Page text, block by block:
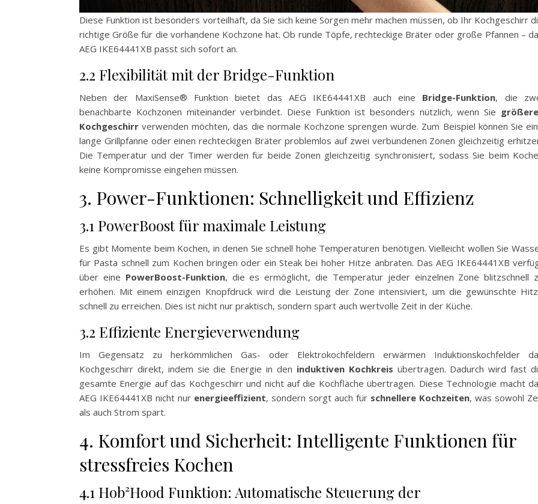
Diese Funktion ist besonders vorteilhaft, da Sie sich keine Sorgen mehr machen müssen, ob Ihr Kochgeschirr
richtige Größe für die vorhandene Kochzone hat. Ob runde Töpfe, rechteckige Bräter oder große Pfannen –
AEG IKE64441XB passt sich sofort an.
2.2 Flexibilität mit der Bridge-Funktion
Neben der MaxiSense® Funktion bietet das AEG IKE64441XB auch eine Bridge-Funktion, die
benachbarte Kochzonen miteinander verbindet. Diese Funktion ist besonders nützlich, wenn Sie
Kochgeschirr verwenden möchten, das die normale Kochzone sprengen würde. Zum Beispiel können Sie
lange Grillpfanne oder einen rechteckigen Bräter problemlos auf zwei verbundenen Zonen gleichzeitig
Die Temperatur und der Timer werden für beide Zonen gleichzeitig synchronisiert, sodass Sie beim
keine Kompromisse eingehen müssen.
3. Power-Funktionen: Schnelligkeit und Effizienz
3.1 PowerBoost für maximale Leistung
Es gibt Momente beim Kochen, in denen Sie schnell hohe Temperaturen benötigen. Vielleicht wollen Sie
für Pasta schnell zum Kochen bringen oder ein Steak bei hoher Hitze anbraten. Das AEG IKE64441XB
über eine PowerBoost-Funktion, die es ermöglicht, die Temperatur jeder einzelnen Zone blitzschnell
erhöhen. Mit einem einzigen Knopfdruck wird die Leistung der Zone intensiviert, um die gewünschte
schnell zu erreichen. Dies ist nicht nur praktisch, sondern spart auch wertvolle Zeit in der Küche.
3.2 Effiziente Energieverwendung
Im Gegensatz zu herkömmlichen Gas- oder Elektrokochfeldern erwärmen Induktionskochfelder
Kochgeschirr direkt, indem sie die Energie in den induktiven Kochkreis übertragen. Dadurch wird fast
gesamte Energie auf das Kochgeschirr und nicht auf die Kochfläche übertragen. Diese Technologie macht
AEG IKE64441XB nicht nur energieeffizient, sondern sorgt auch für schnellere Kochzeiten, was sowohl
als auch Strom spart.
4. Komfort und Sicherheit: Intelligente Funktionen für
stressfreies Kochen
4.1 Hob²Hood Funktion: Automatische Steuerung der